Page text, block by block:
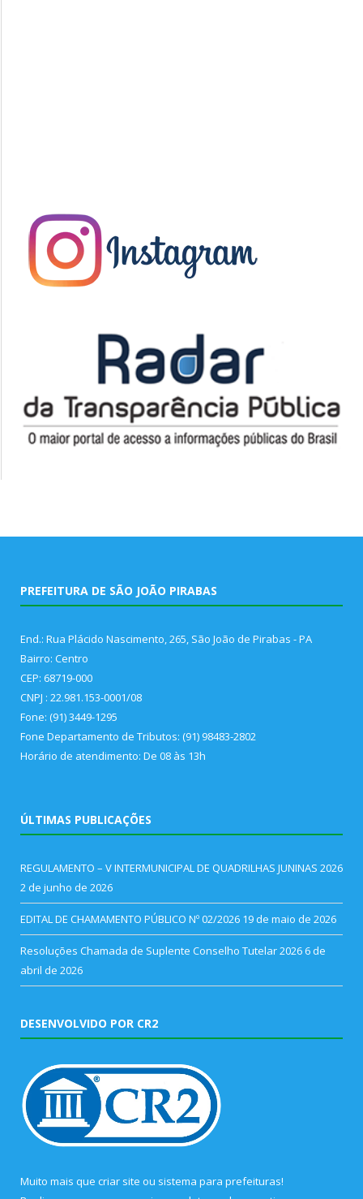
PREFEITURA DE SÃO JOÃO PIRABAS
End.: Rua Plácido Nascimento, 265, São João de Pirabas - PA
Bairro: Centro
CEP: 68719-000
CNPJ : 22.981.153-0001/08
Fone: (91) 3449-1295
Fone Departamento de Tributos: (91) 98483-2802
Horário de atendimento: De 08 às 13h
ÚLTIMAS PUBLICAÇÕES
REGULAMENTO – V INTERMUNICIPAL DE QUADRILHAS JUNINAS 2026
2 de junho de 2026
EDITAL DE CHAMAMENTO PÚBLICO Nº 02/2026 19 de maio de 2026
Resoluções Chamada de Suplente Conselho Tutelar 2026 6 de
abril de 2026
DESENVOLVIDO POR CR2
Muito mais que criar site ou sistema para prefeituras!